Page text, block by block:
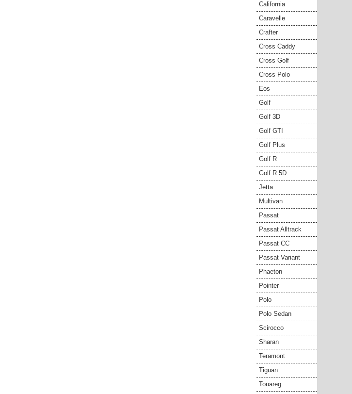
California
Caravelle
Crafter
Cross Caddy
Cross Golf
Cross Polo
Eos
Golf
Golf 3D
Golf GTI
Golf Plus
Golf R
Golf R 5D
Jetta
Multivan
Passat
Passat Alltrack
Passat CC
Passat Variant
Phaeton
Pointer
Polo
Polo Sedan
Scirocco
Sharan
Teramont
Tiguan
Touareg